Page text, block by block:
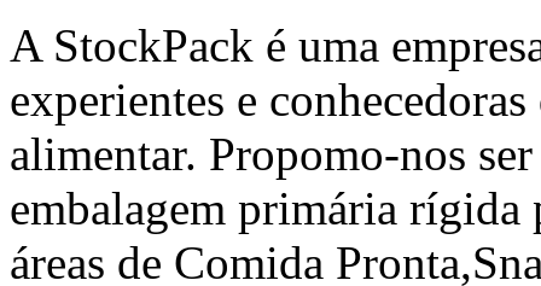
A StockPack é uma
experientes e
alimentar. Propomo-nos
embalagem primária rígida
áreas de Comida